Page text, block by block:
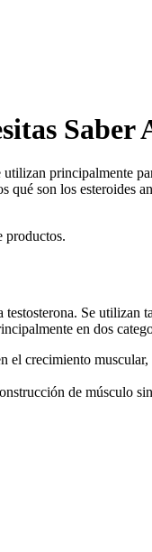
principalmente
son los esteroides
productos.
Se
en dos
el crecimiento
de músculo